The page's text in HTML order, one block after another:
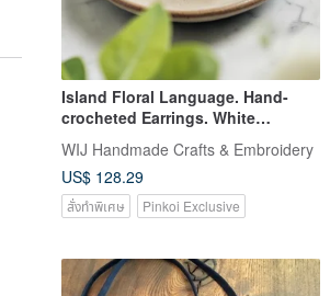
Island Floral Language. Hand-
crocheted Earrings. White
Plumeria
WIJ Handmade Crafts & Embroidery
US$ 128.29
สั่งทำพิเศษ Pinkoi Exclusive